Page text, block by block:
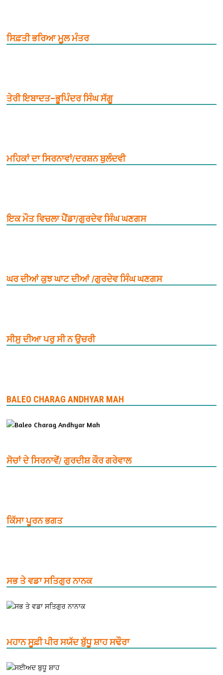
ਸਿਫ਼ਤੀ ਭਰਿਆ ਮੂ਼ਲ ਮੰਤਰ
ਤੇਰੀ ਇਬਾਦਤ–ਭੂਪਿੰਦਰ ਸਿੰਘ ਸੱਗੂ
ਮਹਿਕਾਂ ਦਾ ਸਿਰਨਾਵਾਂ/ਦਰਸ਼ਨ ਬੁਲੰਦਵੀ
ਇਕ ਮੌਤ ਵਿਚਲਾ ਪੈਂਡਾ/ਗੁਰਦੇਵ ਸਿੰਘ ਘਣਗਸ
ਘਰ ਦੀਆਂ ਕੁਝ ਘਾਟ ਦੀਆਂ /ਗੁਰਦੇਵ ਸਿੰਘ ਘਣਗਸ
ਸੀਸੁ ਦੀਆ ਪਰੁ ਸੀ ਨ ਉਚਰੀ
BALEO CHARAG ANDHYAR MAH
ਸੋਚਾਂ ਦੇ ਸਿਰਨਾਵੇਂ/ ਗੁਰਦੀਸ਼ ਕੌਰ ਗਰੇਵਾਲ
ਕਿੱਸਾ ਪੂਰਨ ਭਗਤ
ਸਭ ਤੇ ਵਡਾ ਸਤਿਗੁਰ ਨਾਨਕ
ਮਹਾਨ ਸੂਫ਼ੀ ਪੀਰ ਸਯੱਦ ਬੁੱਧੂ ਸ਼ਾਹ ਸਢੌਰਾ